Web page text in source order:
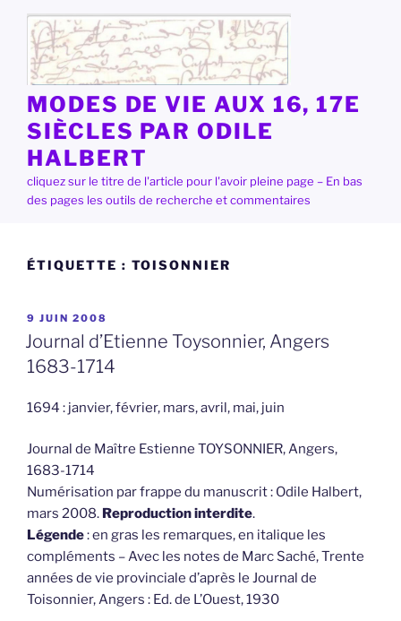
contenu
principal
MODES DE VIE AUX 16, 17E
SIÈCLES PAR ODILE
HALBERT
cliquez sur le titre de l'article pour l'avoir pleine page – En bas
des pages les outils de recherche et commentaires
ÉTIQUETTE : TOISONNIER
PUBLIÉ
LE
9 JUIN 2008
Journal d’Etienne Toysonnier, Angers
1683-1714
1694 : janvier, février, mars, avril, mai, juin
Journal de Maître Estienne TOYSONNIER, Angers,
1683-1714
Numérisation par frappe du manuscrit : Odile Halbert,
mars 2008. Reproduction interdite.
Légende: en gras les remarques, en italique les
compléments – Avec les notes de Marc Saché, Trente
années de vie provinciale d’après le Journal de
Toisonnier, Angers : Ed. de L’Ouest, 1930